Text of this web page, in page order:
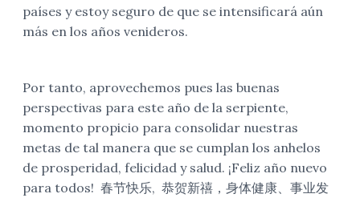
países y estoy seguro de que se intensificará aún
más en los años venideros.
Por tanto, aprovechemos pues las buenas
perspectivas para este año de la serpiente,
momento propicio para consolidar nuestras
metas de tal manera que se cumplan los anhelos
de prosperidad, felicidad y salud. ¡Feliz año nuevo
para todos! 春节快乐, 恭贺新禧，身体健康、事业发